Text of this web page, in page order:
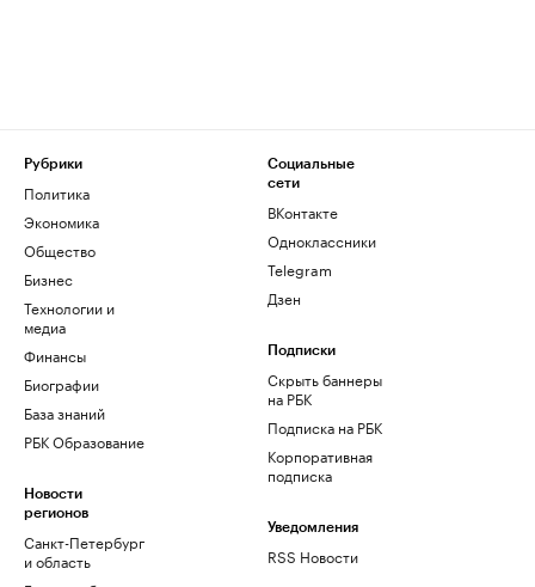
Рубрики
Политика
Экономика
Общество
Бизнес
Технологии и
медиа
Финансы
Биографии
База знаний
РБК Образование
Новости
регионов
Санкт-Петербург
и область
Социальные
сети
ВКонтакте
Одноклассники
Telegram
Дзен
Подписки
Скрыть баннеры
на РБК
Подписка на РБК
Корпоративная
подписка
Уведомления
RSS Новости